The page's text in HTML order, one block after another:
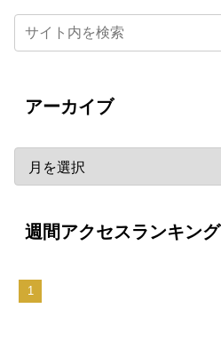
アーカイブ
週間アクセスランキング